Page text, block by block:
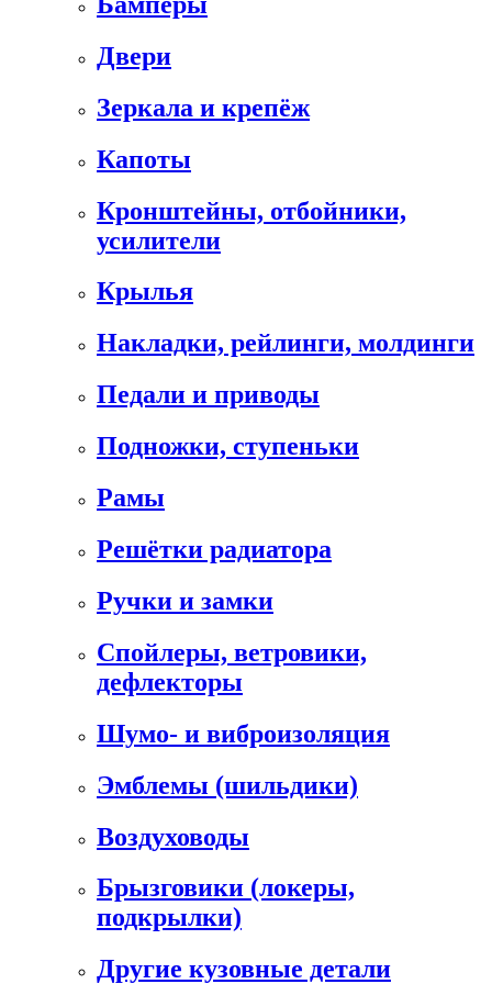
Двери
Зеркала и крепёж
Капоты
Кронштейны, отбойники,
усилители
Крылья
Накладки, рейлинги, молдинги
Педали и приводы
Подножки, ступеньки
Рамы
Решётки радиатора
Ручки и замки
Спойлеры, ветровики,
дефлекторы
Шумо- и виброизоляция
Эмблемы (шильдики)
Воздуховоды
Брызговики (локеры,
подкрылки)
Другие кузовные детали